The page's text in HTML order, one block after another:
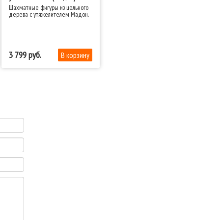
Шахматные фигуры из цельного
дерева с утяжелителем Мадон.
3 799